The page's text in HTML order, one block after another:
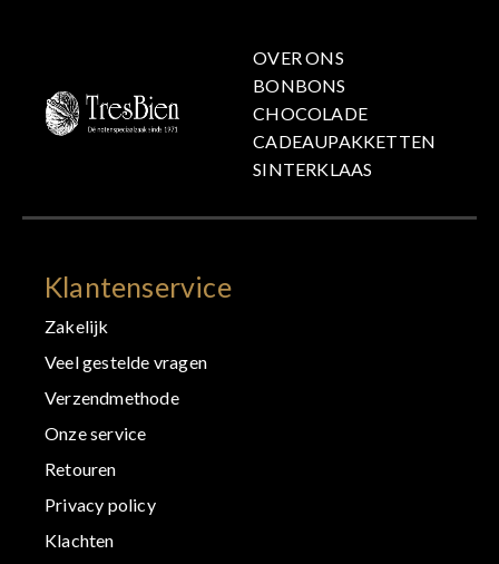
OVER ONS
BONBONS
CHOCOLADE
CADEAUPAKKETTEN
SINTERKLAAS
Klantenservice
Zakelijk
Veel gestelde vragen
Verzendmethode
Onze service
Retouren
Privacy policy
Klachten